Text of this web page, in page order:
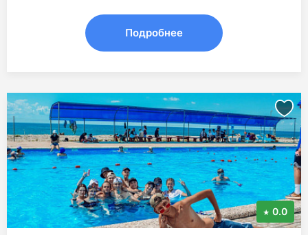
Подробнее
0.0